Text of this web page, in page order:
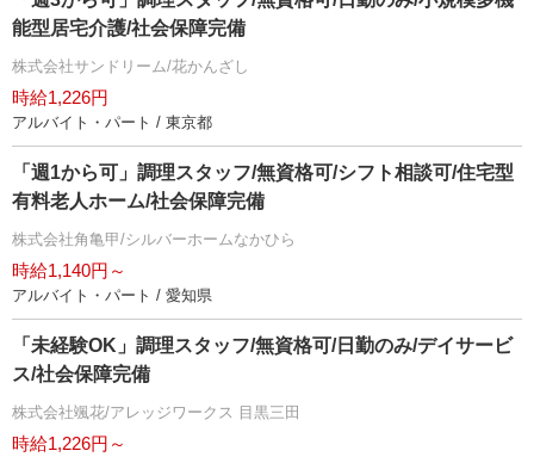
能型居宅介護/社会保障完備
株式会社サンドリーム/花かんざし
時給1,226円
アルバイト・パート / 東京都
「週1から可」調理スタッフ/無資格可/シフト相談可/住宅型
有料老人ホーム/社会保障完備
株式会社角亀甲/シルバーホームなかひら
時給1,140円～
アルバイト・パート / 愛知県
「未経験OK」調理スタッフ/無資格可/日勤のみ/デイサービ
ス/社会保障完備
株式会社颯花/アレッジワークス 目黒三田
時給1,226円～